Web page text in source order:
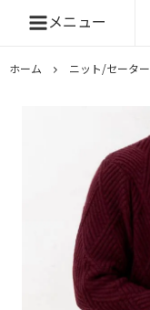
メニュー
ホーム ニット/セーター